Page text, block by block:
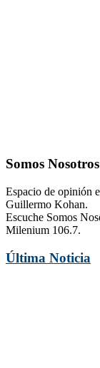
Somos Nosotros
Espacio de opinión
Guillermo Kohan.
Escuche Somos
Milenium 106.7.
Última Noticia